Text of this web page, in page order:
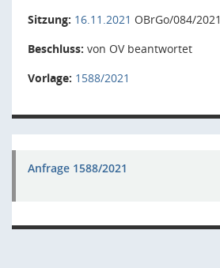
Sitzung: 16.11.2021 OBrGo/084/2021
Beschluss: von OV beantwortet
Vorlage: 1588/2021
Anfrage 1588/2021